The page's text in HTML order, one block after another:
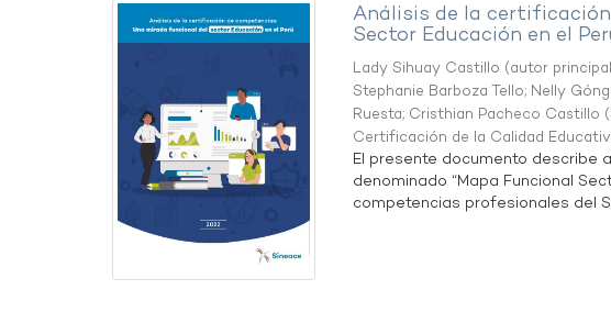
Análisis de la
Sector Educación en el
Lady Sihuay Castillo (autor
Stephanie Barboza Tello; Nelly
Ruesta; Cristhian Pacheco Castillo (
Certificación de la Calidad
El presente documento describe
denominado “Mapa Funcional
competencias profesionales del